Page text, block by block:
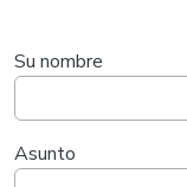
Su nombre
Asunto